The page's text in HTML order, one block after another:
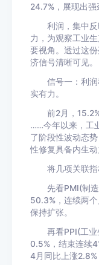
24.7%，展现出强
利润，集中反
力，为观察工业
要视角。透过这
济信号清晰可见。
信号一：利润
实有力。
前2月，15.2%
……今年以来，工
了阶段性波动态
性修复具备内生动
将几项关联指
先看PMI(制造
50.3%，连续两
保持扩张。
再看PPI(工业
0.5%，结束连续
4月同比上涨2.8%